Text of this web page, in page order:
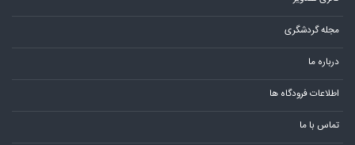
مجله گردشگری
درباره ما
اطلاعات فرودگاه ها
تماس با ما